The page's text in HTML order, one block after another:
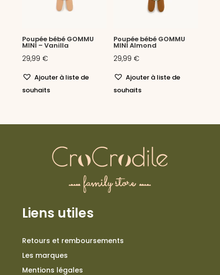
Poupée bébé GOMMU
MINI – Vanilla
29,99 €
Ajouter à liste de
souhaits
Poupée bébé GOMMU
MINI Almond
29,99€
Ajouter à liste de
souhaits
Liens utiles
Retours et remboursements
Les marques
Mentions légales